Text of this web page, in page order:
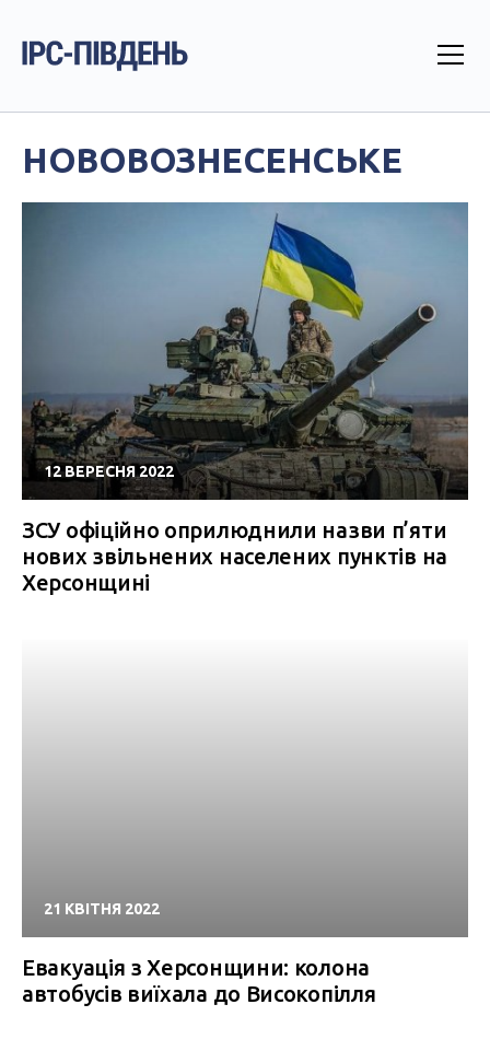
НОВОВОЗНЕСЕНСЬКЕ
12 ВЕРЕСНЯ 2022
ЗСУ офіційно оприлюднили назви п’яти
нових звільнених населених пунктів на
Херсонщині
21 КВІТНЯ 2022
Евакуація з Херсонщини: колона
автобусів виїхала до Високопілля